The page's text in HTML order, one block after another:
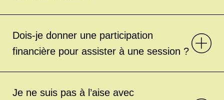
Dois-je donner une participation
financière pour assister à une session ?
Je ne suis pas à l’aise avec